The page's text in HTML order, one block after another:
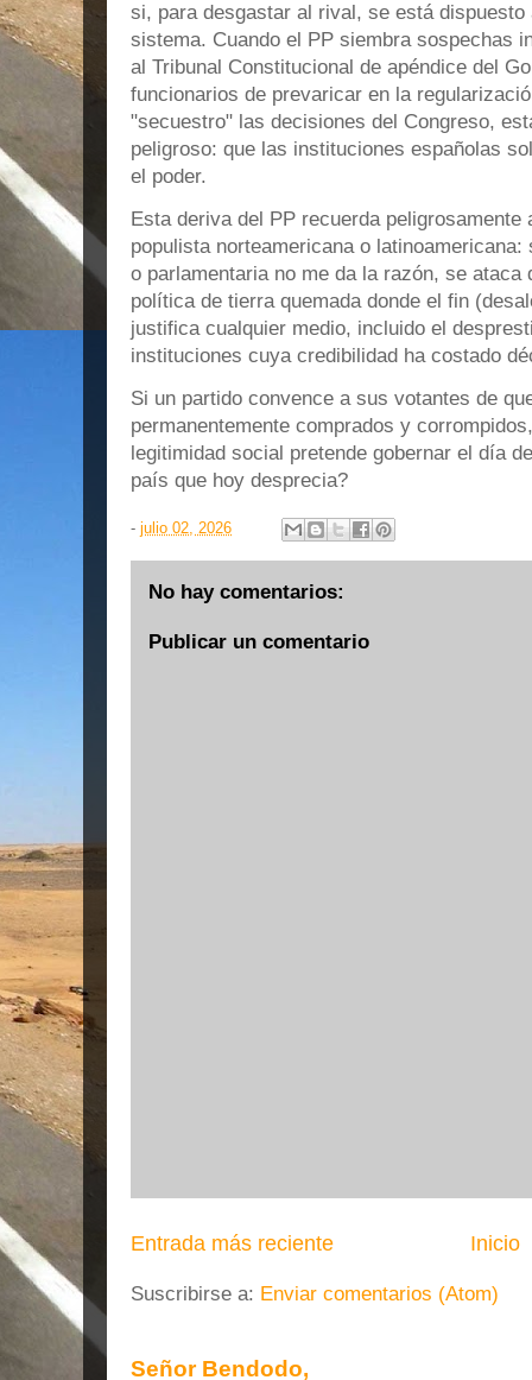
si, para desgastar al rival, se está
sistema. Cuando el PP siembra sospechas
al Tribunal Constitucional de apéndice del
funcionarios de prevaricar en la
"secuestro" las decisiones del Congreso,
peligroso: que las instituciones españolas
el poder.
Esta deriva del PP recuerda
populista norteamericana o
o parlamentaria no me da la razón, se
política de tierra quemada donde el fin
justifica cualquier medio, incluido el
instituciones cuya credibilidad ha costado
Si un partido convence a sus votantes de
permanentemente comprados y
legitimidad social pretende gobernar el día
país que hoy desprecia?
- julio 02, 2026
No hay comentarios:
Publicar un comentario
Entrada más reciente Inicio
Suscribirse a: Enviar comentarios (Atom)
Señor Bendodo,